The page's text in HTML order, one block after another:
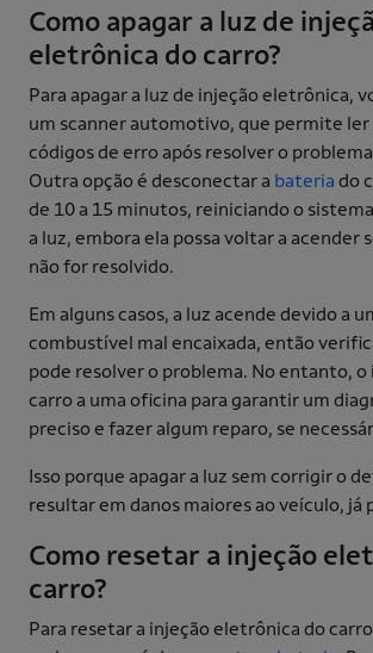
Como apagar a luz de
eletrônica do carro?
Para apagar a luz de injeção eletrônica,
um scanner automotivo, que permite ler
códigos de erro após resolver o
Outra opção é desconectar a bateria do
de 10 a 15 minutos, reiniciando o
a luz, embora ela possa voltar a acender
não for resolvido.
Em alguns casos, a luz acende devido a
combustível mal encaixada, então
pode resolver o problema. No entanto, o
carro a uma oficina para garantir um
preciso e fazer algum reparo, se
Isso porque apagar a luz sem corrigir o
resultar em danos maiores ao veículo, já
Como resetar a injeção
carro?
Para resetar a injeção eletrônica do